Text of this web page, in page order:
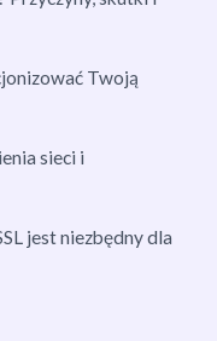
Twoją
sieci i
jest niezbędny dla